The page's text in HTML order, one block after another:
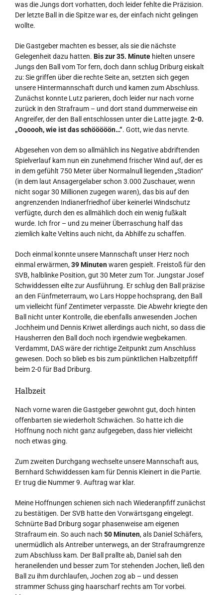
was die Jungs dort vorhatten, doch leider fehlte die Präzision.
Der letzte Ball in die Spitze war es, der einfach nicht gelingen
wollte.
Die Gastgeber machten es besser, als sie die nächste
Gelegenheit dazu hatten. Bis zur 35. Minute hielten unsere
Jungs den Ball vom Tor fern, doch dann schlug Driburg eiskalt
zu: Sie griffen über die rechte Seite an, setzten sich gegen
unsere Hintermannschaft durch und kamen zum Abschluss.
Zunächst konnte Lutz parieren, doch leider nur nach vorne
zurück in den Strafraum – und dort stand dummerweise ein
Angreifer, der den Ball entschlossen unter die Latte jagte. 2-0.
„Oooooh, wie ist das schööööön…“. Gott, wie das nervte.
Abgesehen von dem so allmählich ins Negative abdriftenden
Spielverlauf kam nun ein zunehmend frischer Wind auf, der es
in dem gefühlt 750 Meter über Normalnull liegenden „Stadion“
(in dem laut Ansagergelaber schon 3.000 Zuschauer, wenn
nicht sogar 30 Millionen zugegen waren), das bis auf den
angrenzenden Indianerfriedhof über keinerlei Windschutz
verfügte, durch den es allmählich doch ein wenig fußkalt
wurde. Ich fror – und zu meiner Überraschung half das
ziemlich kalte Veltins auch nicht, da Abhilfe zu schaffen.
Doch einmal konnte unsere Mannschaft unser Herz noch
einmal erwärmen,39 Minutenwaren gespielt. Freistoß für den
SVB, halblinke Position, gut 30 Meter zum Tor. Jungstar Josef
Schwiddessen eilte zur Ausführung. Er schlug den Ball präzise
an den Fünfmeterraum, wo Lars Hoppe hochsprang, den Ball
um vielleicht fünf Zentimeter verpasste. Die Abwehr kriegte den
Ball nicht unter Kontrolle, die ebenfalls anwesenden Jochen
Jochheim und Dennis Kriwet allerdings auch nicht, so dass die
Hausherren den Ball doch noch irgendwie wegbekamen.
Verdammt, DAS wäre der richtige Zeitpunkt zum Anschluss
gewesen. Doch so blieb es bis zum pünktlichen Halbzeitpfiff
beim 2-0 für Bad Driburg.
Halbzeit
Nach vorne waren die Gastgeber gewohnt gut, doch hinten
offenbarten sie wiederholt Schwächen. So hatte ich die
Hoffnung noch nicht ganz aufgegeben, dass hier vielleicht
noch etwas ging.
Zum zweiten Durchgang wechselte unsere Mannschaft aus,
Bernhard Schwiddessen kam für Dennis Kleinert in die Partie.
Er trug die Nummer 9. Auftrag war klar.
Meine Hoffnungen schienen sich nach Wiederanpfiff zunächst
zu bestätigen. Der SVB hatte den Vorwärtsgang eingelegt.
Schnürte Bad Driburg sogar phasenweise am eigenen
Strafraum ein. So auch nach 50 Minuten, als Daniel Schäfers,
unermüdlich als Antreiber unterwegs, an der Strafraumgrenze
zum Abschluss kam. Der Ball prallte ab, Daniel sah den
heraneilenden und besser zum Tor stehenden Jochen, ließ den
Ball zu ihm durchlaufen, Jochen zog ab – und dessen
strammer Schuss ging haarscharf rechts am Tor vorbei.